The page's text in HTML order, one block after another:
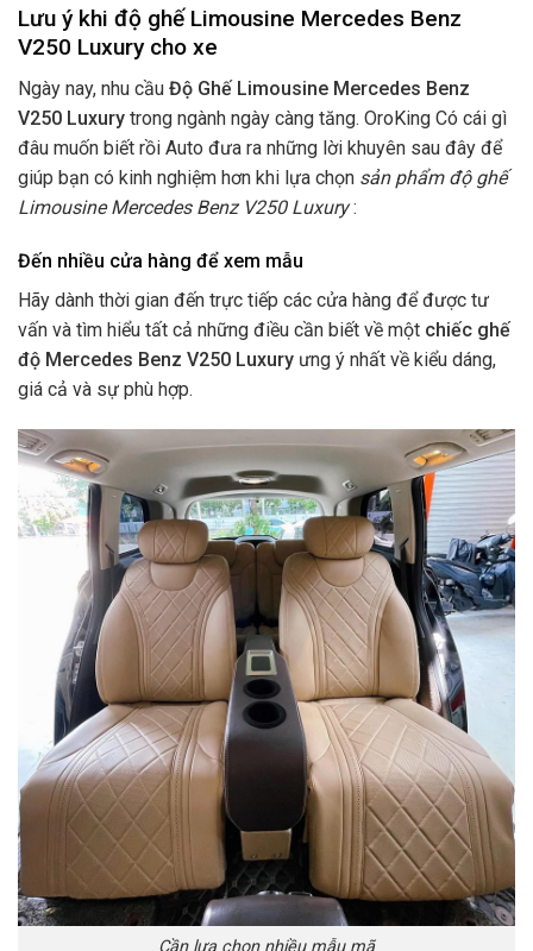
Lưu ý khi độ ghế Limousine Mercedes Benz
V250 Luxury cho xe
Ngày nay, nhu cầu Độ Ghế Limousine Mercedes Benz
V250 Luxury trong ngành ngày càng tăng. OroKing Có cái gì
đâu muốn biết rồi Auto đưa ra những lời khuyên sau đây để
giúp bạn có kinh nghiệm hơn khi lựa chọn sản phẩm độ ghế
Limousine Mercedes Benz V250 Luxury:
Đến nhiều cửa hàng để xem mẫu
Hãy dành thời gian đến trực tiếp các cửa hàng để được tư
vấn và tìm hiểu tất cả những điều cần biết về một chiếc ghế
độ Mercedes Benz V250 Luxury ưng ý nhất về kiểu dáng,
giá cả và sự phù hợp.
Cần lựa chọn nhiều mẫu mã